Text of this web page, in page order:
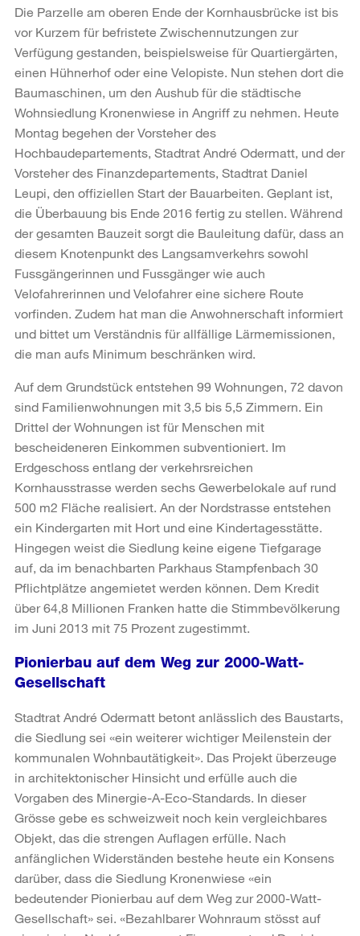
Die Parzelle am oberen Ende der Kornhausbrücke ist bis
vor Kurzem für befristete Zwischennutzungen zur
Verfügung gestanden, beispielsweise für Quartiergärten,
einen Hühnerhof oder eine Velopiste. Nun stehen dort die
Baumaschinen, um den Aushub für die städtische
Wohnsiedlung Kronenwiese in Angriff zu nehmen. Heute
Montag begehen der Vorsteher des
Hochbaudepartements, Stadtrat André Odermatt, und der
Vorsteher des Finanzdepartements, Stadtrat Daniel
Leupi, den offiziellen Start der Bauarbeiten. Geplant ist,
die Überbauung bis Ende 2016 fertig zu stellen. Während
der gesamten Bauzeit sorgt die Bauleitung dafür, dass an
diesem Knotenpunkt des Langsamverkehrs sowohl
Fussgängerinnen und Fussgänger wie auch
Velofahrerinnen und Velofahrer eine sichere Route
vorfinden. Zudem hat man die Anwohnerschaft informiert
und bittet um Verständnis für allfällige Lärmemissionen,
die man aufs Minimum beschränken wird.
Auf dem Grundstück entstehen 99 Wohnungen, 72 davon
sind Familienwohnungen mit 3,5 bis 5,5 Zimmern. Ein
Drittel der Wohnungen ist für Menschen mit
bescheideneren Einkommen subventioniert. Im
Erdgeschoss entlang der verkehrsreichen
Kornhausstrasse werden sechs Gewerbelokale auf rund
500 m2 Fläche realisiert. An der Nordstrasse entstehen
ein Kindergarten mit Hort und eine Kindertagesstätte.
Hingegen weist die Siedlung keine eigene Tiefgarage
auf, da im benachbarten Parkhaus Stampfenbach 30
Pflichtplätze angemietet werden können. Dem Kredit
über 64,8 Millionen Franken hatte die Stimmbevölkerung
im Juni 2013 mit 75 Prozent zugestimmt.
Pionierbau auf dem Weg zur 2000-Watt-
Gesellschaft
Stadtrat André Odermatt betont anlässlich des Baustarts,
die Siedlung sei «ein weiterer wichtiger Meilenstein der
kommunalen Wohnbautätigkeit». Das Projekt überzeuge
in architektonischer Hinsicht und erfülle auch die
Vorgaben des Minergie-A-Eco-Standards. In dieser
Grösse gebe es schweizweit noch kein vergleichbares
Objekt, das die strengen Auflagen erfülle. Nach
anfänglichen Widerständen bestehe heute ein Konsens
darüber, dass die Siedlung Kronenwiese «ein
bedeutender Pionierbau auf dem Weg zur 2000-Watt-
Gesellschaft» sei. «Bezahlbarer Wohnraum stösst auf